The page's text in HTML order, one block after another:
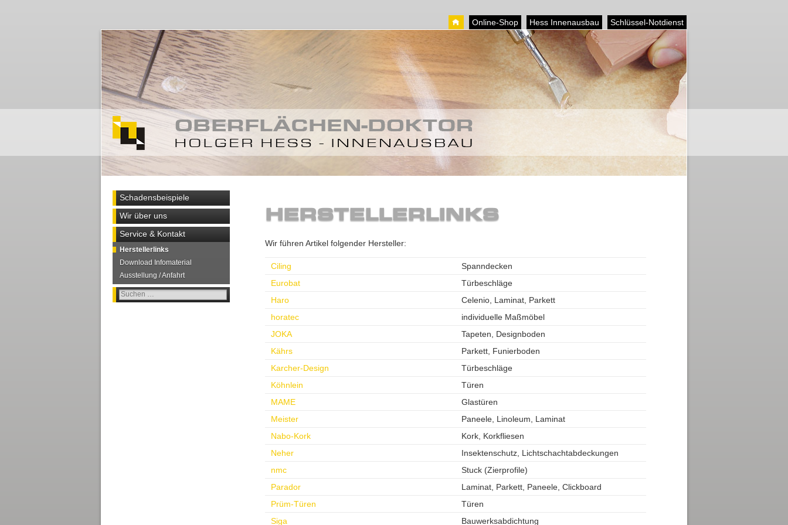
Online-Shop Hess Innenausbau Schlüssel-Notdienst
Schadensbeispiele
Wir über uns
Service & Kontakt
Herstellerlinks
Download Infomaterial
Ausstellung / Anfahrt
Suchen
HERSTELLERLINKS
Wir führen Artikel folgender Hersteller:
Ciling
Spanndecken
Eurobat
Türbeschläge
Haro
Celenio, Laminat, Parkett
horatec
individuelle Maßmöbel
JOKA
Tapeten, Designboden
Kährs
Parkett, Funierboden
Karcher-Design
Türbeschläge
Köhnlein
Türen
MAME
Glastüren
Meister
Paneele, Linoleum, Laminat
Nabo-Kork
Kork, Korkfliesen
Neher
Insektenschutz, Lichtschachtabdeckungen
nmc
Stuck (Zierprofile)
Parador
Laminat, Parkett, Paneele, Clickboard
Prüm-Türen
Türen
Siga
Bauwerksabdichtung